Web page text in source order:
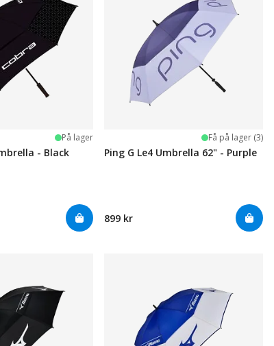
På lager
- Black
Få på lager (3)
Ping G Le4 Umbrella 62" - Purple
899 kr